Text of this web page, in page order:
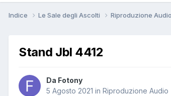
Indice Le Sale degli Ascolti Riproduzione Audio
Stand Jbl 4412
Da Fotony
5 Agosto 2021 in Riproduzione Audio